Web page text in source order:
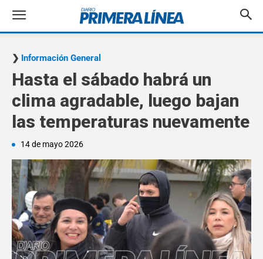
Información General
Hasta el sábado habrá un
clima agradable, luego bajan
las temperaturas nuevamente
14 de mayo 2026